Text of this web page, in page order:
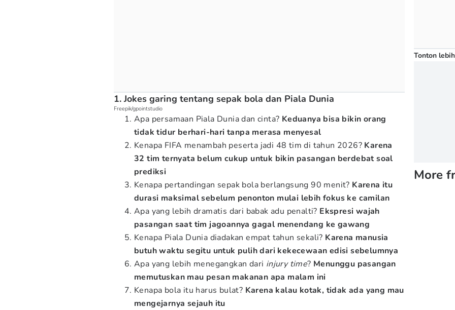
1. Jokes garing tentang sepak bola dan Piala Dunia
Freepik/gpointstudio
Apa persamaan Piala Dunia dan cinta? Keduanya bisa bikin orang
tidak tidur berhari-hari tanpa merasa menyesal
Kenapa FIFA menambah peserta jadi 48 tim di tahun 2026? Karena
32 tim ternyata belum cukup untuk bikin pasangan berdebat soal
prediksi
Kenapa pertandingan sepak bola berlangsung 90 menit? Karena itu
durasi maksimal sebelum penonton mulai lebih fokus ke camilan
Apa yang lebih dramatis dari babak adu penalti? Ekspresi wajah
pasangan saat tim jagoannya gagal menendang ke gawang
Kenapa Piala Dunia diadakan empat tahun sekali? Karena manusia
butuh waktu segitu untuk pulih dari kekecewaan edisi sebelumnya
Apa yang lebih menegangkan dari injury time? Menunggu pasangan
memutuskan mau pesan makanan apa malam ini
Kenapa bola itu harus bulat? Karena kalau kotak, tidak ada yang mau
mengejarnya sejauh itu
Tonton
More